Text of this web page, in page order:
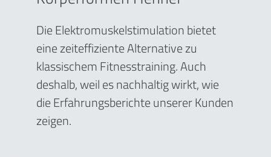
Die Elektromuskelstimulation bietet
eine zeiteffiziente Alternative zu
klassischem Fitnesstraining. Auch
deshalb, weil es nachhaltig wirkt, wie
die Erfahrungsberichte unserer Kunden
zeigen.